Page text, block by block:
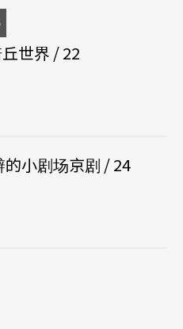
世界 / 22
小剧场京剧 / 24